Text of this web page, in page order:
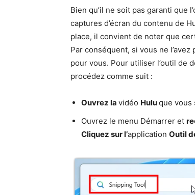
Bien qu’il ne soit pas garanti que
captures d’écran du contenu de
place, il convient de noter que
Par conséquent, si vous ne
pour vous. Pour utiliser l’outil de
procédez comme suit :
Ouvrez la vidéo Huluque vous
Ouvrez le menu Démarrer et
Cliquez sur l’application Outil